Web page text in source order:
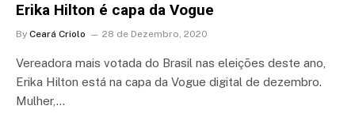
Erika Hilton é capa da Vogue
By Ceará Criolo 28 de Dezembro, 2020
Vereadora mais votada do Brasil nas eleições deste ano,
Erika Hilton está na capa da Vogue digital de dezembro.
Mulher,…